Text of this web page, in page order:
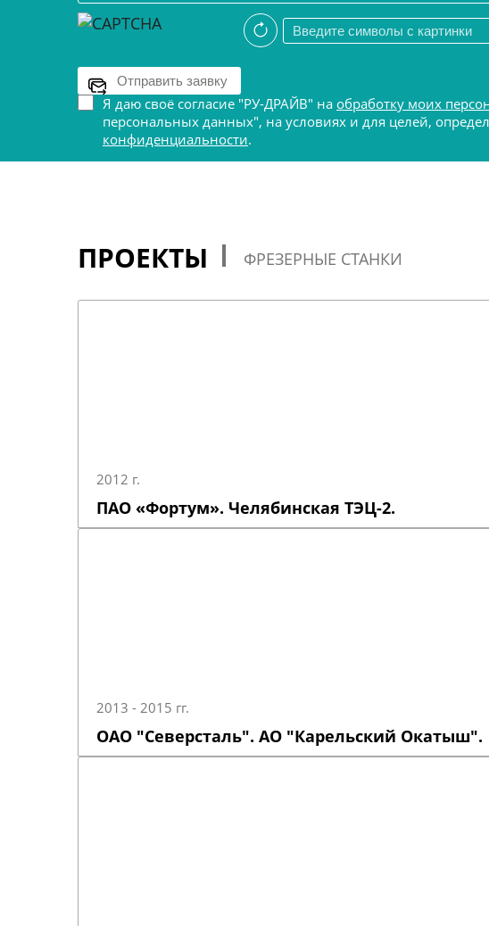
Я даю своё согласие "РУ-ДРАЙВ" на обработку моих
персональных данных", на условиях и для целей,
конфиденциальности.
ПРОЕКТЫ ФРЕЗЕРНЫЕ СТАНКИ
2012 г.
ПАО «Фортум». Челябинская ТЭЦ-2.
2013 - 2015 гг.
ОАО "Северсталь". АО "Карельский Окатыш".